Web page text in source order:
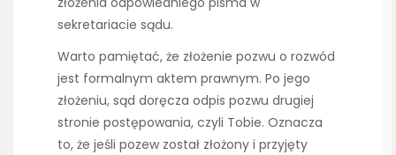
sekretariacie sądu.
Warto pamiętać, że złożenie pozwu o rozwód
jest formalnym aktem prawnym. Po jego
złożeniu, sąd doręcza odpis pozwu drugiej
stronie postępowania, czyli Tobie. Oznacza
to, że jeśli pozew został złożony i przyjęty